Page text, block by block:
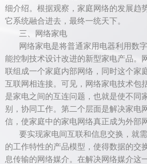
细介绍。根据观察，家庭网络的发展趋
它系统融合进去，最终一统天下。
三、网络家电
网络家电是将普通家用电器利用数
能控制技术设计改进的新型家电产品。
联组成一个家庭内部网络，同时这个家
互联网相连接。可见，网络家电技术包
是家电之间的互连问题，也就是使不同
别，协同工作。第二个层面是解决家电
信，使家庭中的家电网络真正成为外部
要实现家电间互联和信息交换，就
的工作特性的产品模型，使得数据的交
息传输的网络媒介。在解决网络媒介这